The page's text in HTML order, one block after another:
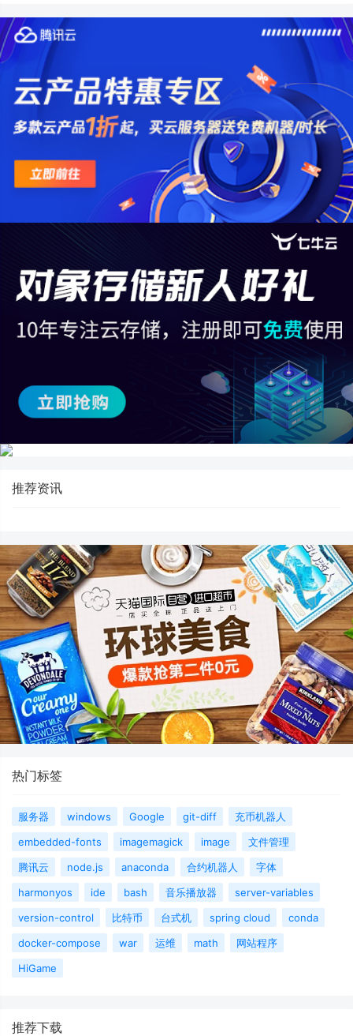
推荐资讯
热门标签
服务器 windows Google git-diff
充币机器人
embedded-fonts
imagemagick image
文件管理
腾讯云
node.js anaconda 合约机器人
字体
harmonyos
ide bash 音乐播放器
server-variables
version-control
比特币 台式机 spring cloud
conda
docker-compose
war 运维 math
网站程序
HiGame
推荐下载